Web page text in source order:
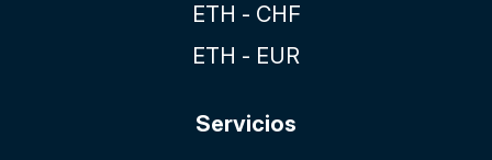
ETH - CHF
ETH - EUR
Servicios